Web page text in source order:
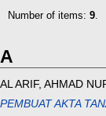
Number of items: 9.
A
AL ARIF, AHMAD
PEMBUAT AKTA